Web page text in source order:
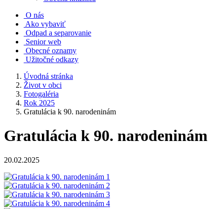
O nás
Ako vybaviť
Odpad a separovanie
Senior web
Obecné oznamy
Užitočné odkazy
Úvodná stránka
Život v obci
Fotogaléria
Rok 2025
Gratulácia k 90. narodeninám
Gratulácia k 90. narodeninám
20.02.2025